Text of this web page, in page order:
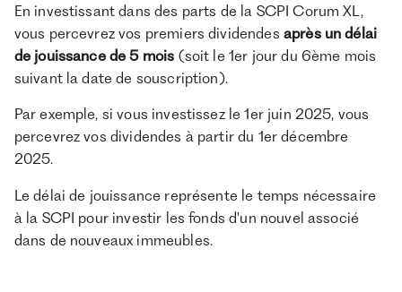
En investissant dans des parts de la SCPI Corum XL,
vous percevrez vos premiers dividendes après un délai
de jouissance de 5 mois (soit le 1er jour du 6ème mois
suivant la date de souscription).
Par exemple, si vous investissez le 1er juin 2025, vous
percevrez vos dividendes à partir du 1er décembre
2025.
Le délai de jouissance représente le temps nécessaire
à la SCPI pour investir les fonds d'un nouvel associé
dans de nouveaux immeubles.